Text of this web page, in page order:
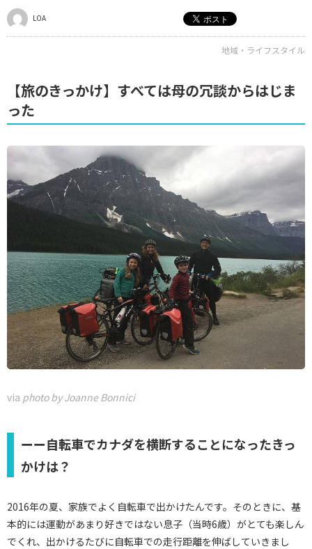
LOA
地域・ライフスタイル
【旅のきっかけ】すべては母の冗談からはじま
った
via photo by Joanne Bonnici
ーー自転車でカナダを横断することになったきっ
かけは？
2016年の夏、家族でよく自転車で出かけたんです。そのときに、基
本的には運動があまり好きではない息子（当時6歳）がとても楽しん
でくれ、出かけるたびに自転車での走行距離を伸ばしていきまし